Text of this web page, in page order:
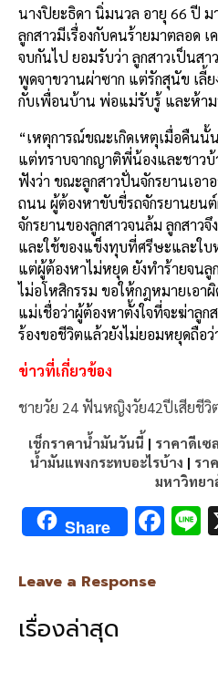
นางปิยะธิดา นิ่มนวล อายุ 66 ปี ม
ลูกสาวมีเรื่องกับคนร้ายมาตลอด เ
จบกันไป ยอมรับว่า ลูกสาวเป็นส
พูดจาขวานผ่าซาก แต่รักสุนัข เ
กับเพื่อนบ้าน พ่อแม่รับรู้ และห้า
“เหตุการณ์ขณะเกิดเหตุเมื่อคืน
แต่ทราบจากญาติพี่น้องและชาว
ฟังว่า ขณะลูกสาวปั่นจักรยานเอา
ถนน ผู้ต้องหาขับขี่รถจักรยานยน
จักรยานของลูกสาวจนล้ม ลูกสาว
และใช้ของแข็งทุบที่ศรีษะและใ
แต่ผู้ต้องหาไม่หยุด ยังทำร้ายจนลู
ไม่อโหสิกรรม ขอให้กฎหมายเอา
แม่เชื่อว่าผู้ต้องหาตั้งใจที่จะฆ่าลู
ร้องขอชีวิตแล้วยังไม่ยอมหยุดถือว่
ข่าวที่เกี่ยวข้อง
ชายวัย 24 ฟันหญิงวัย42ปีเสียชีวิ
เช็กราคาน้ำมันวันนี้ | ราคาดีเซ
น้ำมันแพงกระทบอะไรบ้าง | รา
มหาวิทยา
Share F
Leave a Response
เรื่องล่าสุด